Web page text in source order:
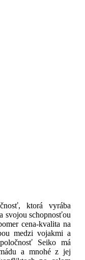
ktorá vyrába
svojou schopnosťou
cena-kvalita na
medzi vojakmi a
Seiko má
a mnohé z jej